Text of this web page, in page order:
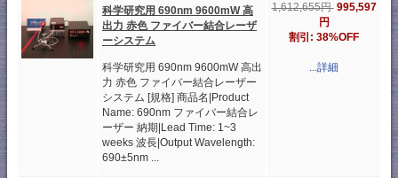
科学研究用 690nm 9600mW 高
出力 赤色 ファイバー結合レーザ
ーシステム
科学研究用 690nm 9600mW 高出
力 赤色 ファイバー結合レーザー
システム [規格] 商品名|Product
Name: 690nm ファイバー結合レ
ーザー 納期|Lead Time: 1~3
weeks 波長|Output Wavelength:
690±5nm ...
1,612,655円 995,597
円
割引: 38%OFF
...詳細